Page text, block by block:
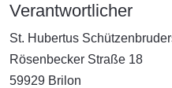
Verantwortlicher
St. Hubertus
Rösenbecker Straße 18
59929 Brilon